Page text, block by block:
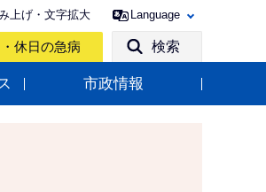
上げ・文字拡大 Language
休日の急病 検索
市政情報